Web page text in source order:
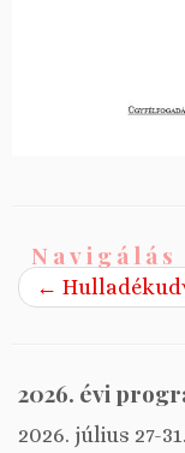
←
2026. évi
2026. július 27-31.